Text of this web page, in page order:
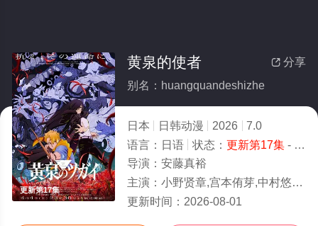
更新第17集
 分享
黄泉的使者
别名：huangquandeshizhe
日本 日韩动漫 2026
7.0
语言： 日语 状态： 更新第17集- 免费在线观看
导演： 安藤真裕
主演： 小野贤章,宫本侑芽,中村悠一,久野美咲,小山力也,本田贵子,岛袋美由利,诹访部顺一
更新时间： 2026-08-01